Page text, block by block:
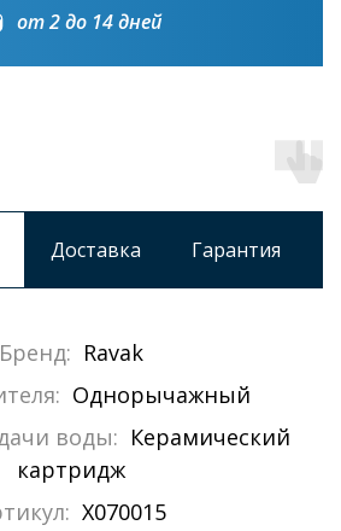
от 2 до 14 дней
Доставка Гарантия
Бренд: Ravak
Однорычажный
воды: Керамический
картридж
X070015